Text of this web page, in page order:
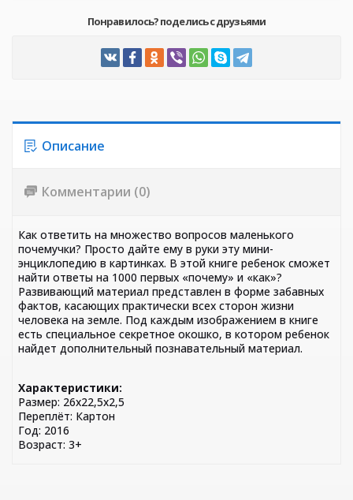
Понравилось? поделись с друзьями
Описание
Комментарии (0)
Как ответить на множество вопросов маленького
почемучки? Просто дайте ему в руки эту мини-
энциклопедию в картинках. В этой книге ребенок сможет
найти ответы на 1000 первых «почему» и «как»?
Развивающий материал представлен в форме забавных
фактов, касающих практически всех сторон жизни
человека на земле. Под каждым изображением в книге
есть специальное секретное окошко, в котором ребенок
найдет дополнительный познавательный материал.
Характеристики:
Размер: 26х22,5х2,5
Переплёт: Картон
Год: 2016
Возраст: 3+